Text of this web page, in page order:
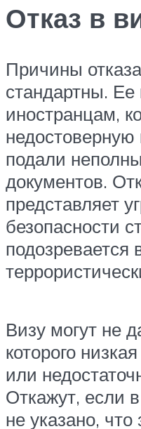
Отказ в
Причины
стандартны. Ее
иностранцам,
подали
документов.
представляет
безопасности
подозревается
Визу могут не
которого
или
Откажут, если
не указано,